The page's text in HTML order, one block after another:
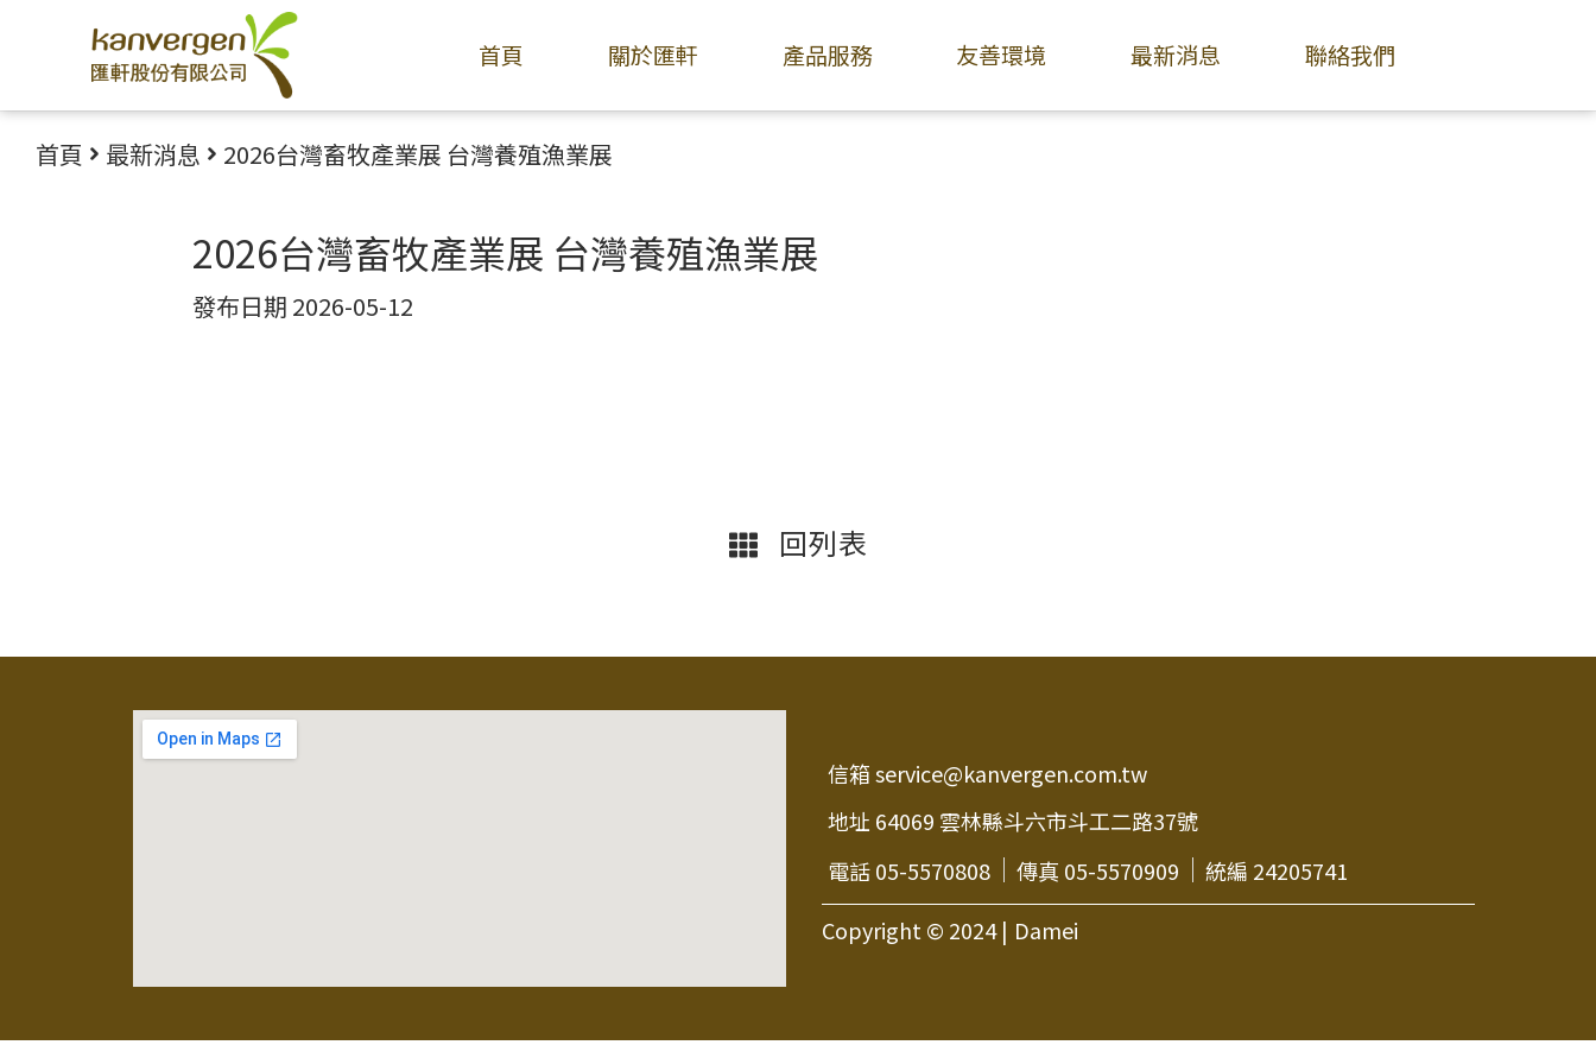
首頁 關於匯軒 產品服務 友善環境 最新消息 聯絡我們
首頁 最新消息 2026台灣畜牧產業展 台灣養殖漁業展
2026台灣畜牧產業展 台灣養殖漁業展
發布日期 2026-05-12
回列表
信箱 service@kanvergen.com.tw
地址 64069 雲林縣斗六市斗工二路37號
電話 05-5570808
傳真 05-5570909
統編 24205741
Copyright © 2024 | Damei